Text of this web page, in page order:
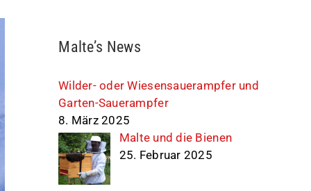
Malte’s News
Wilder- oder Wiesensauerampfer und
Garten-Sauerampfer
8. März 2025
Malte und die Bienen
25. Februar 2025